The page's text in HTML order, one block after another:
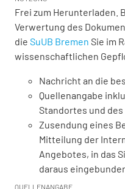
Frei zum Herunterladen.
Verwertung des
die SuUB Bremen Sie im
wissenschaftlichen
Nachricht an die
Quellenangabe
Standortes und
Zusendung eines
Mitteilung der
Angebotes, in das
daraus
QUELLENANGABE